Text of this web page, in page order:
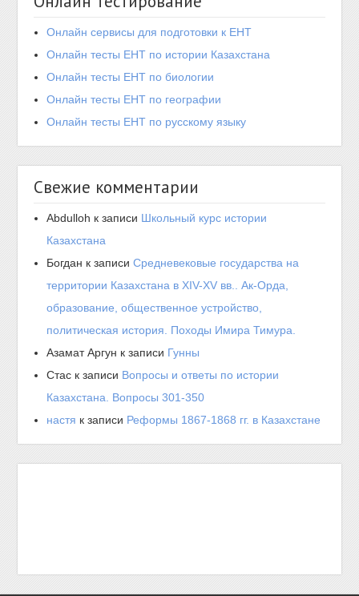
Онлайн сервисы для подготовки к ЕНТ
Онлайн тесты ЕНТ по истории Казахстана
Онлайн тесты ЕНТ по биологии
Онлайн тесты ЕНТ по географии
Онлайн тесты ЕНТ по русскому языку
Свежие комментарии
Abdulloh к записи Школьный курс истории
Казахстана
Богдан к записиСредневековые государства на
территории Казахстана в XIV-XV вв.. Ак-Орда,
образование, общественное устройство,
политическая история. Походы Имира Тимура.
Азамат Аргун к записи Гунны
Стас к записи Вопросы и ответы по истории
Казахстана. Вопросы 301-350
настя к записи Реформы 1867-1868 гг. в Казахстане